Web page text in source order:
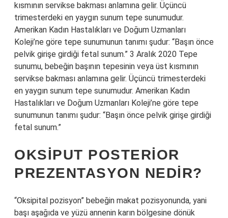
kısmının servikse bakması anlamına gelir. Üçüncü
trimesterdeki en yaygın sunum tepe sunumudur.
Amerikan Kadın Hastalıkları ve Doğum Uzmanları
Koleji’ne göre tepe sunumunun tanımı şudur: “Başın önce
pelvik girişe girdiği fetal sunum.” 3 Aralık 2020 Tepe
sunumu, bebeğin başının tepesinin veya üst kısmının
servikse bakması anlamına gelir. Üçüncü trimesterdeki
en yaygın sunum tepe sunumudur. Amerikan Kadın
Hastalıkları ve Doğum Uzmanları Koleji’ne göre tepe
sunumunun tanımı şudur: “Başın önce pelvik girişe girdiği
fetal sunum.”
OKSIPUT POSTERIOR
PREZENTASYON NEDIR?
“Oksipital pozisyon” bebeğin makat pozisyonunda, yani
başı aşağıda ve yüzü annenin karın bölgesine dönük